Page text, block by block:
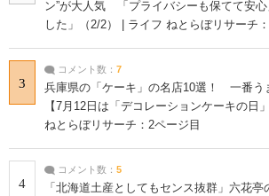
ン”が大人気 「プライバシーも保てて安心
した」（2/2） | ライフ ねとらぼリサーチ
3
コメント数： 7
兵庫県の「ケーキ」の名店10選！ 一番う
【7月12日は「デコレーションケーキの日
ねとらぼリサーチ：2ページ目
4
コメント数： 5
「北海道土産としてもセンス抜群」六花亭